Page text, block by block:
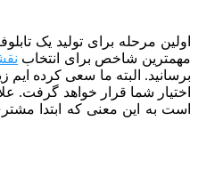
اولین مرحله برای تولید یک
مهمترین شاخص برای انتخاب
اختیار شما قرار خواهد گرفت.
است به این معنی که ابتدا